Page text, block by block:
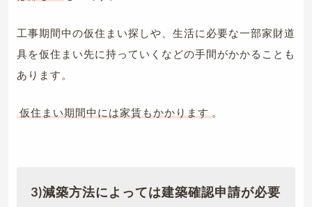
工事期間中の仮住まい探しや、生活に必要な一部家財道
具を仮住まい先に持っていくなどの手間がかかることも
あります。
仮住まい期間中には家賃もかかります 。
3)減築方法によっては建築確認申請が必要